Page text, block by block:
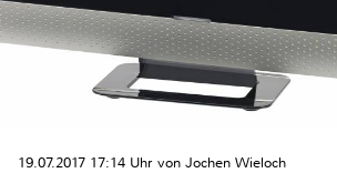
19.07.2017 17:14 Uhr von Jochen Wieloch